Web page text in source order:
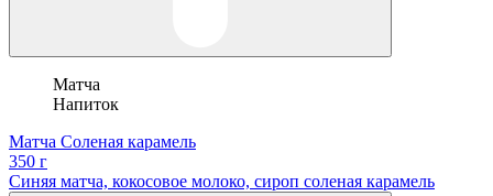
Матча
Напиток
Матча Соленая карамель
350 г
Синяя матча, кокосовое молоко, сироп соленая карамель